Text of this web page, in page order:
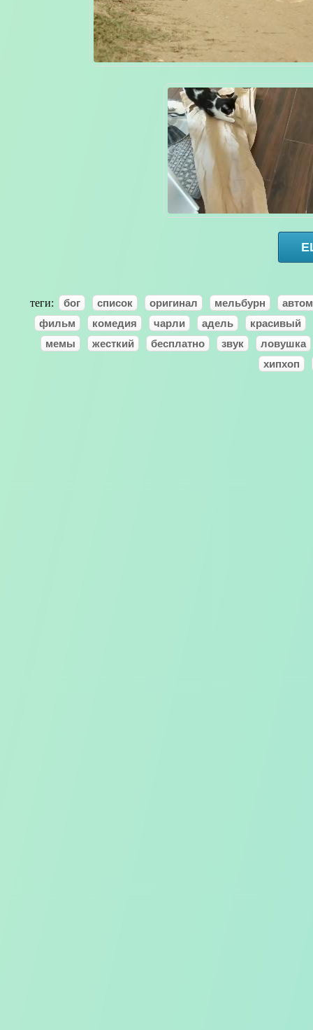
теги: бог список оригинал мельбурн
фильм
комедия чарли адель
красивый
мемы
жесткий бесплатно звук
ловушка
хипхоп